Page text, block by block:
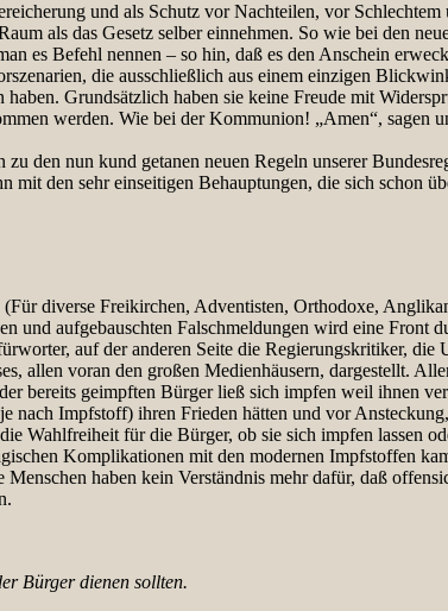
und als Schutz vor Nachteilen, vor
als das Gesetz selber einnehmen. So wie bei den
es Befehl nennen – so hin, daß es den Anschein
die ausschließlich aus einem einzigen
Grundsätzlich haben sie keine Freude mit
werden. Wie bei der Kommunion! „Amen“, sagen
den nun kund getanen neuen Regeln unserer
den sehr einseitigen Behauptungen, die sich schon
diverse Freikirchen, Adventisten, Orthodoxe,
und aufgebauschten Falschmeldungen wird eine Front
auf der anderen Seite die Regierungskritiker, die
allen voran den großen Medienhäusern, dargestellt.
bereits geimpften Bürger ließ sich impfen weil ihnen
nach Impfstoff) ihren Frieden hätten und vor
Wahlfreiheit für die Bürger, ob sie sich impfen lassen
Komplikationen mit den modernen Impfstoffen
haben kein Verständnis mehr dafür, daß
Bürger dienen sollten.